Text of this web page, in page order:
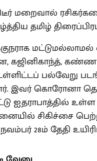
மட்டுமல்லாமல்
பல்வேறு
இவர் கொரோனா
ஐதராபாத்தில் உள்ள
சிகிச்சை
28ம் தேதி